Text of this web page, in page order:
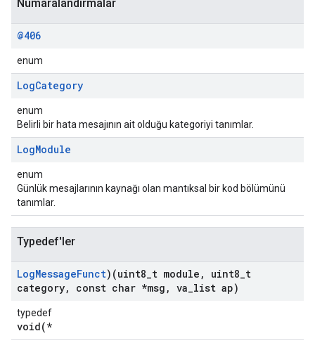
Numaralandırmalar
@406
enum
LogCategory
enum
Belirli bir hata mesajının ait olduğu kategoriyi tanımlar.
LogModule
enum
Günlük mesajlarının kaynağı olan mantıksal bir kod bölümünü
tanımlar.
Typedef'ler
LogMessageFunct)(uint8 t module , uint8 t
category, const char *msg , va list ap)
typedef
void(*